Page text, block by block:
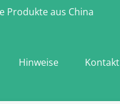
Produkte aus China
Hinweise Kontakt